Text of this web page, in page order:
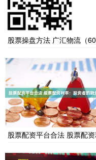
股票操盘方法 广汇物流（
股票配资平台合法 股票配